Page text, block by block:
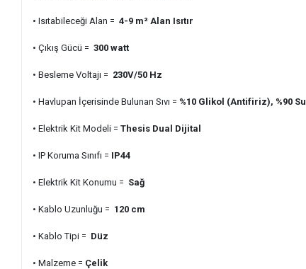
• Isıtabileceği Alan =4-9 m² Alan Isıtır
• Çıkış Gücü =300 watt
• Besleme Voltajı = 230V/50 Hz
• Havlupan İçerisinde Bulunan Sıvı = %10 Glikol (Antifiriz), %90 Su
• Elektrik Kit Modeli =Thesis Dual Dijital
• IP Koruma Sınıfı = IP44
• Elektrik Kit Konumu = Sağ
• Kablo Uzunluğu = 120 cm
• Kablo Tipi = Düz
• Malzeme = Çelik